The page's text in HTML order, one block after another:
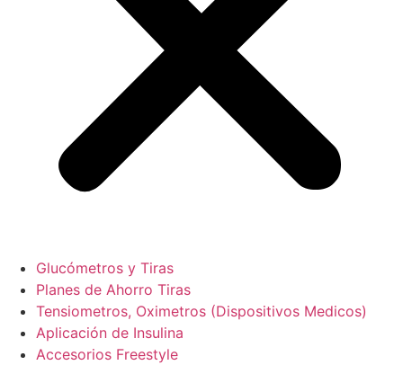
Glucómetros y Tiras
Planes de Ahorro Tiras
Tensiometros, Oximetros (Dispositivos Medicos)
Aplicación de Insulina
Accesorios Freestyle